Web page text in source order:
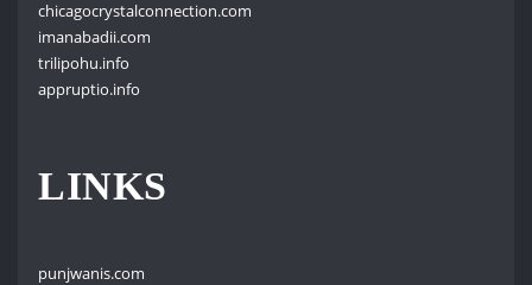
chicagocrystalconnection.com
imanabadii.com
trilipohu.info
appruptio.info
LINKS
punjwanis.com